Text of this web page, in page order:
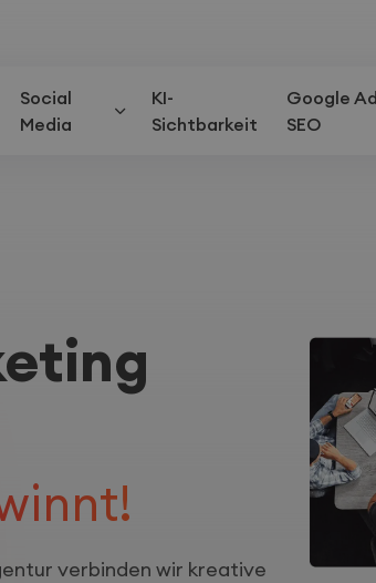
Social
Media
KI-
Sichtbarkeit
Google
SEO
verbinden wir kreative